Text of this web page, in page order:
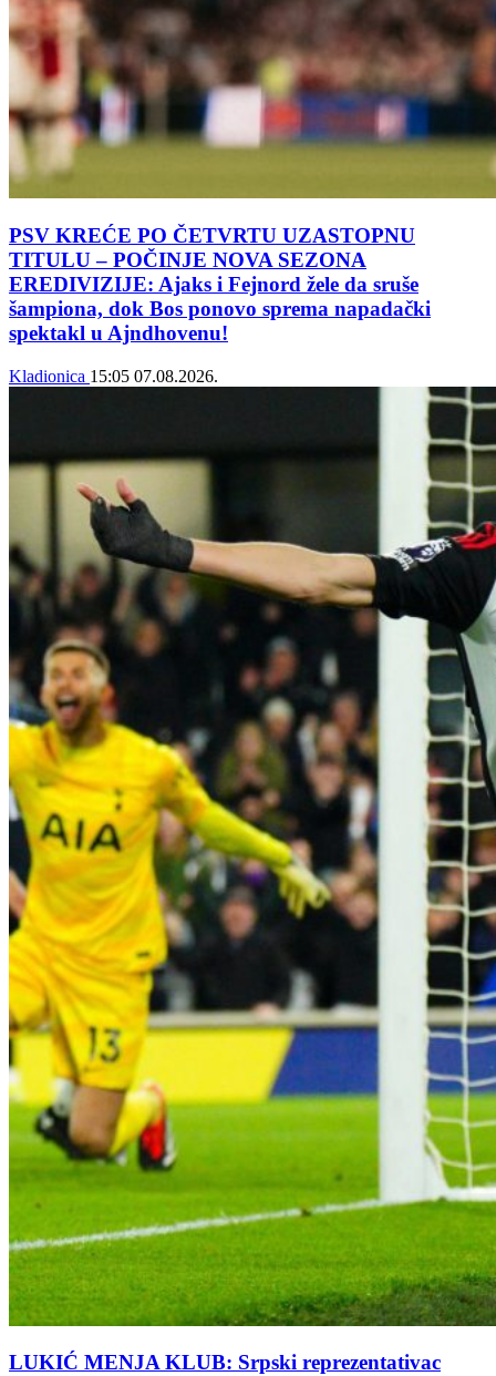
PSV KREĆE PO ČETVRTU UZASTOPNU
TITULU – POČINJE NOVA SEZONA
EREDIVIZIJE: Ajaks i Fejnord žele da sruše
šampiona, dok Bos ponovo sprema napadački
spektakl u Ajndhovenu!
Kladionica 15:05 07.08.2026.
LUKIĆ MENJA KLUB: Srpski reprezentativac